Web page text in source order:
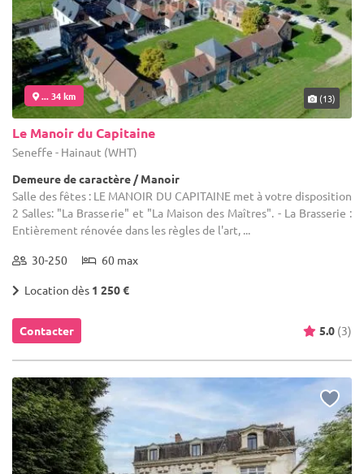
... 34 km (13)
Le Manoir du Capitaine
Seneffe - Hainaut (WHT)
Demeure de caractère / Manoir
Salle des fêtes : LE MANOIR DU CAPITAINE met à votre disposition
2 Salles: "La Brasserie" et "La Maison des Maîtres". - La Brasserie :
Entièrement rénovée dans les règles de l'art, ...
30-250 60 max
Location dès 1 250 €
Contacter 5.0 (3)